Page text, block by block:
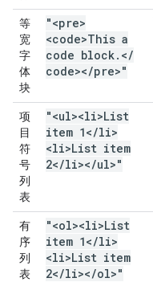
等
宽
字
体
块
"<pre>
<code>This a
code block. </
code></pre>"
项
目
符
号
列
表
"<ul><li>List
item 1</li>
<li>List item
2</li></ul>"
有
序
列
表
"<ol><li>List
item 1</li>
<li>List item
2</li></ol>"